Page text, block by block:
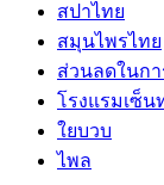
Facebook
Twitter
Google+
Pinterest
WhatsApp
Previous article
Next article